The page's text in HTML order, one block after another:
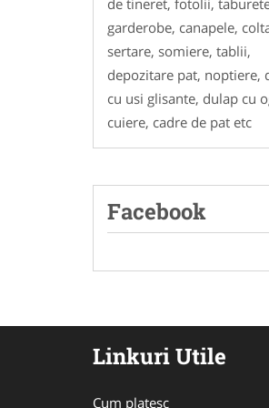
garderobe, canapele,
sertare, somiere, tablii,
depozitare pat, noptiere,
cu usi glisante, dulap cu
cuiere, cadre de pat etc
Facebook
Linkuri Utile
Cum platesc